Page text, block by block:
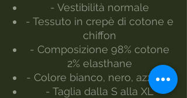
- Vestibilità normale
- Tessuto in crepè di cotone e
chiffon
- Composizione 98% cotone
2% elasthane
- Colore bianco, nero, azzurro
- Taglia dalla S alla XL